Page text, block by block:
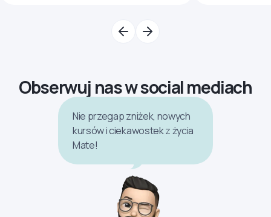
Obserwuj nas w social mediach
Nie przegap zniżek, nowych
kursów i ciekawostek z życia
Mate!